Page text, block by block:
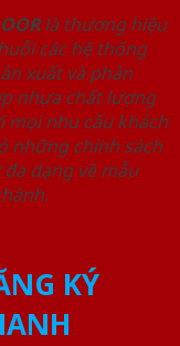
là thương hiệu
các hệ thống
xuất và phân
nhựa chất lượng
mọi nhu cầu khách
những chính sách
dạng về mẫu
KÝ